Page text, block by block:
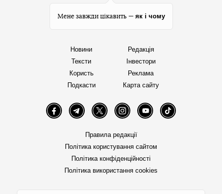
Мене завжди цікавить — як і чому
Новини
Тексти
Користь
Подкасти
Редакція
Інвестори
Реклама
Карта сайту
FacebookTelegramTwitter InstagramYouTube TikTok
Правила редакції
Політика користування сайтом
Політика конфіденційності
Політика використання cookies